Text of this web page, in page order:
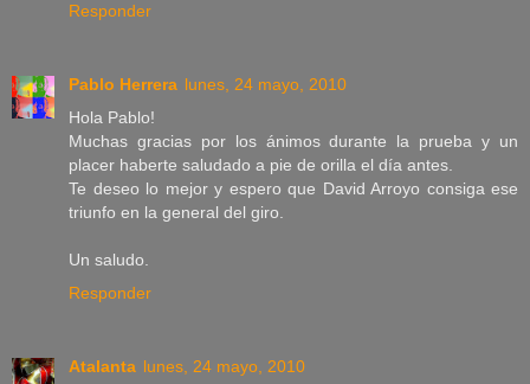
Responder
Pablo Herrera lunes, 24 mayo, 2010
Hola Pablo!
Muchas gracias por los ánimos durante la prueba y un
placer haberte saludado a pie de orilla el día antes.
Te deseo lo mejor y espero que David Arroyo consiga ese
triunfo en la general del giro.
Un saludo.
Responder
Atalanta lunes, 24 mayo, 2010